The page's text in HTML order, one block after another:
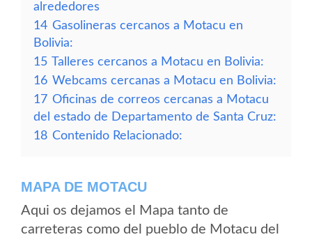
alrededores
14 Gasolineras cercanos a Motacu en
Bolivia:
15 Talleres cercanos a Motacu en Bolivia:
16 Webcams cercanas a Motacu en Bolivia:
17 Oficinas de correos cercanas a Motacu
del estado de Departamento de Santa Cruz:
18 Contenido Relacionado:
MAPA DE MOTACU
Aqui os dejamos el Mapa tanto de
carreteras como del pueblo de Motacu del